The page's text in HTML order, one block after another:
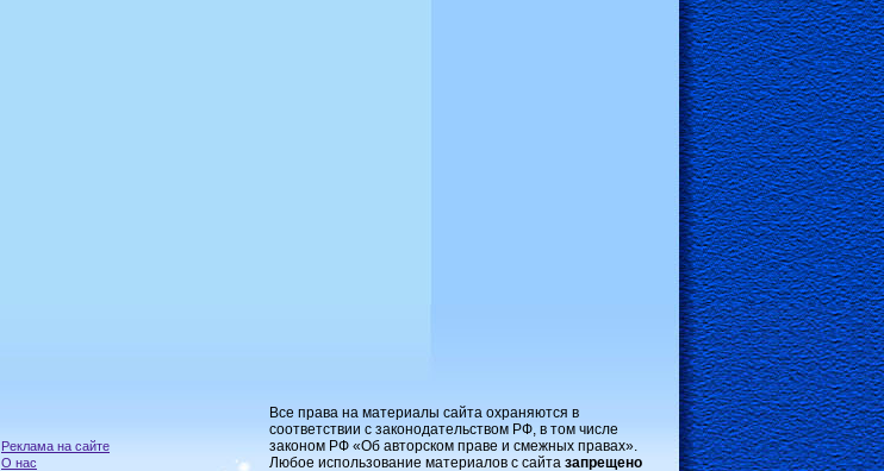
Реклама на сайте
О нас
Все права на материалы сайта охраняются в
соответствии с законодательством РФ, в том числе
законом РФ «Об авторском праве и смежных правах».
Любое использование материалов с сайта запрещено